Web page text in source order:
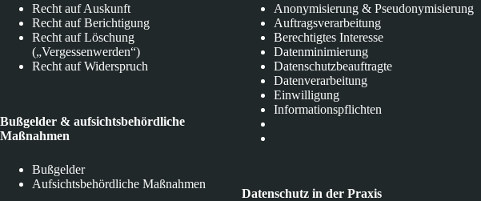
Recht auf Auskunft
Recht auf Berichtigung
Recht auf Löschung
(„Vergessenwerden“)
Recht auf Widerspruch
Bußgelder & aufsichtsbehördliche
Maßnahmen
Bußgelder
Aufsichtsbehördliche Maßnahmen
Anonymisierung & Pseudonymisierung
Auftragsverarbeitung
Berechtigtes Interesse
Datenminimierung
Datenschutzbeauftragte
Datenverarbeitung
Einwilligung
Informationspflichten
Datenschutz in der Praxis